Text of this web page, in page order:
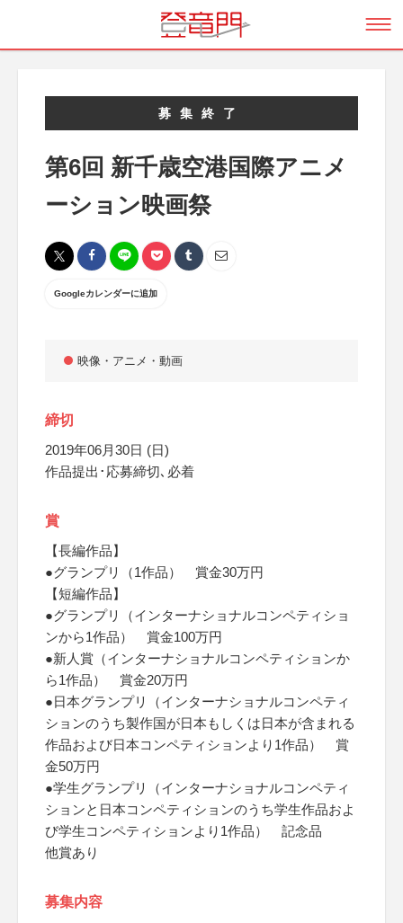
募集終了
第6回 新千歳空港国際アニメ
ーション映画祭
Googleカレンダーに追加
映像・アニメ・動画
締切
2019年06月30日 (日)
作品提出･応募締切､必着
賞
【長編作品】
●グランプリ（1作品） 賞金30万円
【短編作品】
●グランプリ（インターナショナルコンペティショ
ンから1作品） 賞金100万円
●新人賞（インターナショナルコンペティションか
ら1作品） 賞金20万円
●日本グランプリ（インターナショナルコンペティ
ションのうち製作国が日本もしくは日本が含まれる
作品および日本コンペティションより1作品） 賞
金50万円
●学生グランプリ（インターナショナルコンペティ
ションと日本コンペティションのうち学生作品およ
び学生コンペティションより1作品） 記念品
他賞あり
募集内容